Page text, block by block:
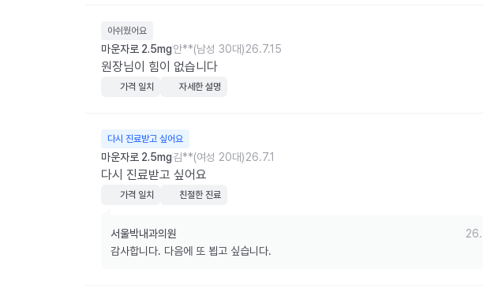
아쉬웠어요
마운자로 2.5mg안**(남성 30대)26.7.15
원장님이 힘이 없습니다
가격 일치 자세한 설명
다시 진료받고 싶어요
마운자로 2.5mg김**(여성 20대)26.7.1
다시 진료받고 싶어요
가격 일치 친절한 진료
서울박내과의원
감사합니다. 다음에 또 뵙고 싶습니다.